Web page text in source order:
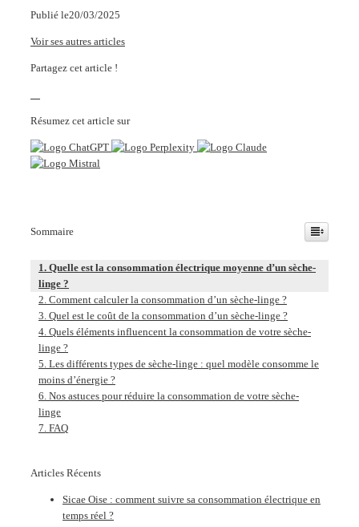
Publié le20/03/2025
Voir ses autres articles
Partagez cet article !
Résumez cet article sur
Sommaire
Quelle est la consommation électrique moyenne d’un sèche-
linge ?
Comment calculer la consommation d’un sèche-linge ?
Quel est le coût de la consommation d’un sèche-linge ?
Quels éléments influencent la consommation de votre sèche-
linge ?
Les différents types de sèche-linge : quel modèle consomme le
moins d’énergie ?
Nos astuces pour réduire la consommation de votre sèche-
linge
FAQ
Articles Récents
Sicae Oise : comment suivre sa consommation électrique en
temps réel ?